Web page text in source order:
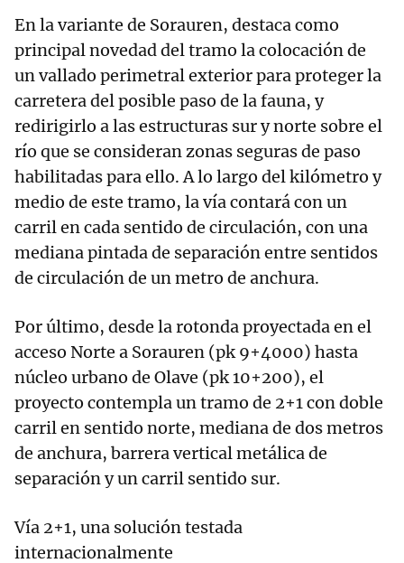
En la variante de Sorauren, destaca como
principal novedad del tramo la colocación de
un vallado perimetral exterior para proteger la
carretera del posible paso de la fauna, y
redirigirlo a las estructuras sur y norte sobre el
río que se consideran zonas seguras de paso
habilitadas para ello. A lo largo del kilómetro y
medio de este tramo, la vía contará con un
carril en cada sentido de circulación, con una
mediana pintada de separación entre sentidos
de circulación de un metro de anchura.
Por último, desde la rotonda proyectada en el
acceso Norte a Sorauren (pk 9+4000) hasta
núcleo urbano de Olave (pk 10+200), el
proyecto contempla un tramo de 2+1 con doble
carril en sentido norte, mediana de dos metros
de anchura, barrera vertical metálica de
separación y un carril sentido sur.
Vía 2+1, una solución testada
internacionalmente